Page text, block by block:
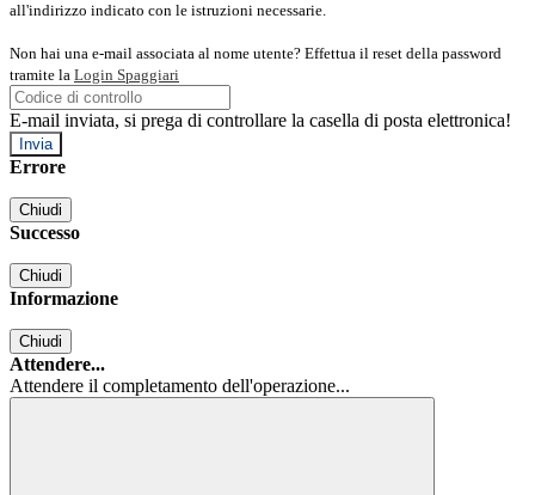
all'indirizzo indicato con le istruzioni necessarie.
Non hai una e-mail associata al nome utente? Effettua il reset della password
tramite la Login Spaggiari
E-mail inviata, si prega di controllare la casella di posta elettronica!
Errore
Chiudi
Successo
Chiudi
Informazione
Chiudi
Attendere...
Attendere il completamento dell'operazione...